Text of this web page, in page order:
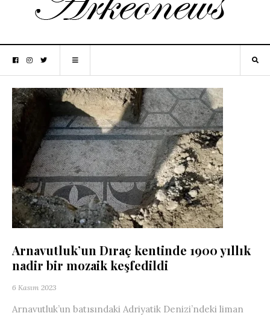
Arnavutluk’un Dıraç kentinde 1900 yıllık
nadir bir mozaik keşfedildi
6 Kasım 2023
Arnavutluk’un batısındaki Adriyatik Denizi’ndeki liman